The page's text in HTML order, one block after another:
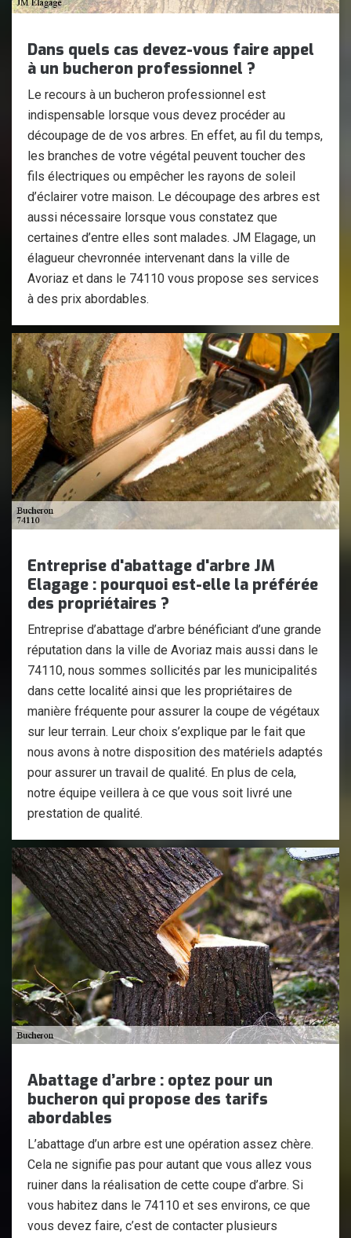
Dans quels cas devez-vous faire appel
à un bucheron professionnel ?
Le recours à un bucheron professionnel est
indispensable lorsque vous devez procéder au
découpage de de vos arbres. En effet, au fil du temps,
les branches de votre végétal peuvent toucher des
fils électriques ou empêcher les rayons de soleil
d’éclairer votre maison. Le découpage des arbres est
aussi nécessaire lorsque vous constatez que
certaines d’entre elles sont malades. JM Elagage, un
élagueur chevronnée intervenant dans la ville de
Avoriaz et dans le 74110 vous propose ses services
à des prix abordables.
Entreprise d'abattage d'arbre JM
Elagage : pourquoi est-elle la préférée
des propriétaires ?
Entreprise d’abattage d’arbre bénéficiant d’une grande
réputation dans la ville de Avoriaz mais aussi dans le
74110, nous sommes sollicités par les municipalités
dans cette localité ainsi que les propriétaires de
manière fréquente pour assurer la coupe de végétaux
sur leur terrain. Leur choix s’explique par le fait que
nous avons à notre disposition des matériels adaptés
pour assurer un travail de qualité. En plus de cela,
notre équipe veillera à ce que vous soit livré une
prestation de qualité.
Abattage d’arbre : optez pour un
bucheron qui propose des tarifs
abordables
L’abattage d’un arbre est une opération assez chère.
Cela ne signifie pas pour autant que vous allez vous
ruiner dans la réalisation de cette coupe d’arbre. Si
vous habitez dans le 74110 et ses environs, ce que
vous devez faire, c’est de contacter plusieurs